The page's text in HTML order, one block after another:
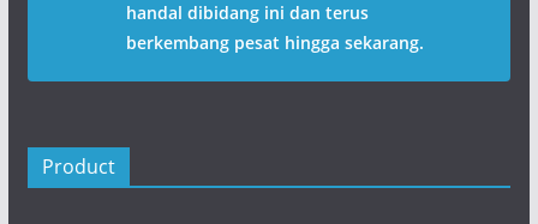
handal dibidang ini dan terus
berkembang pesat hingga sekarang.
Product